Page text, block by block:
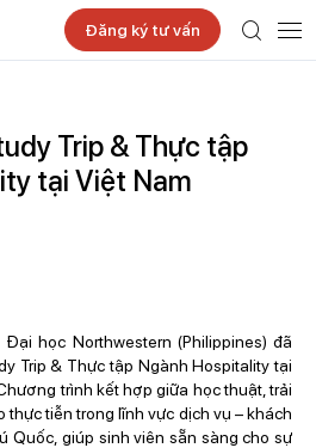
Đăng ký tư vấn
Trip & Thực tập
tại Việt Nam
học Northwestern (Philippines) đã
Trip & Thực tập Ngành Hospitality tại
trình kết hợp giữa học thuật, trải
thực tiễn trong lĩnh vực dịch vụ – khách
Quốc, giúp sinh viên sẵn sàng cho sự